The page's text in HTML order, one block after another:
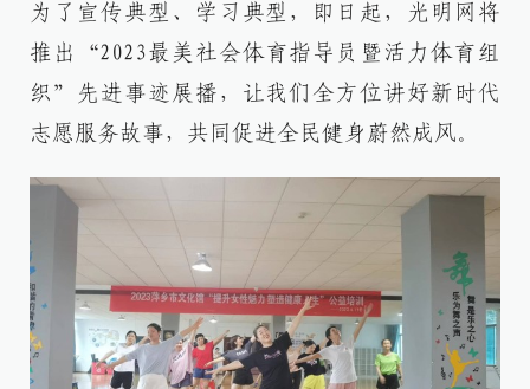
为了宣传典型、学习典型，即日起，光明网将
推出“2023最美社会体育指导员暨活力体育组
织”先进事迹展播，让我们全方位讲好新时代
志愿服务故事，共同促进全民健身蔚然成风。